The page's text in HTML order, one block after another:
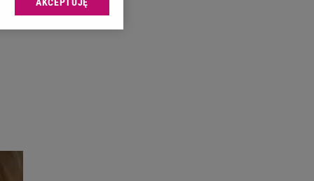
sp. z o.o., jej
Zmiana ustawień
celów identyfikacji.
reklam i treści,